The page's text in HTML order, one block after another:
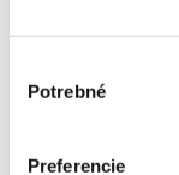
súhlasu
Potrebné
Preferencie